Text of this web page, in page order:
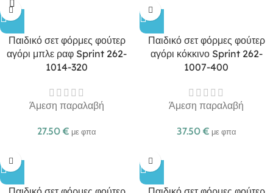
Παιδικό σετ φόρμες φούτερ
αγόρι μπλε ραφ Sprint 262-
1014-320
Άμεση παραλαβή
27.50 € με φπα
Παιδικό σετ φόρμες φούτερ
αγόρι κόκκινο Sprint 262-
1007-400
Άμεση παραλαβή
37.50 € με φπα